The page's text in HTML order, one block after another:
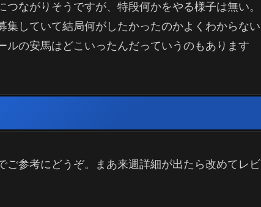
ながりそうですが、特段何かをやる様子は無い。
していて結局何がしたかったのかよくわからない
の安馬はどこいったんだっていうのもあります
ご参考にどうぞ。まあ来週詳細が出たら改めてレビ